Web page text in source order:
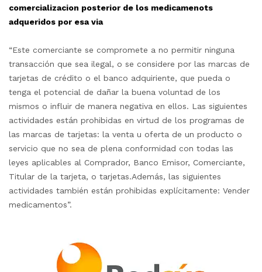
comercializacion posterior de los medicamenots
adqueridos por esa via
“Este comerciante se compromete a no permitir ninguna
transacción que sea ilegal, o se considere por las marcas de
tarjetas de crédito o el banco adquiriente, que pueda o
tenga el potencial de dañar la buena voluntad de los
mismos o influir de manera negativa en ellos. Las siguientes
actividades están prohibidas en virtud de los programas de
las marcas de tarjetas: la venta u oferta de un producto o
servicio que no sea de plena conformidad con todas las
leyes aplicables al Comprador, Banco Emisor, Comerciante,
Titular de la tarjeta, o tarjetas.Además, las siguientes
actividades también están prohibidas explícitamente: Vender
medicamentos”.